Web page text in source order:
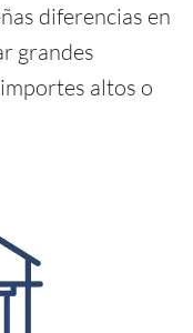
diferencias en
grandes
altos o